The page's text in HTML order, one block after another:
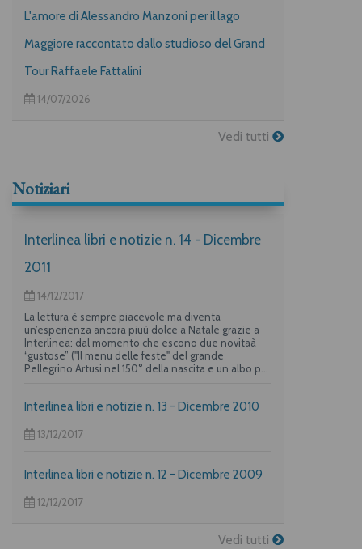
L'amore di Alessandro Manzoni per il lago
Maggiore raccontato dallo studioso del Grand
Tour Raffaele Fattalini
14/07/2026
Vedi tutti
Notiziari
Interlinea libri e notizie n. 14 - Dicembre
2011
14/12/2017
La lettura è sempre piacevole ma diventa
un’esperienza ancora piuù dolce a Natale grazie a
Interlinea: dal momento che escono due novitaà
“gustose” ("Il menu delle feste" del grande
Pellegrino Artusi nel 150° della nascita e un albo per
Vivarelli) la casa editrice propone una deliziosa
Interlinea libri e notizie n. 13 - Dicembre 2010
13/12/2017
Interlinea libri e notizie n. 12 - Dicembre 2009
12/12/2017
Vedi tutti